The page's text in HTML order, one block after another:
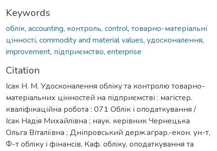
Keywords
облік, accounting, контроль, control, товарно-матеріальні
цінності, commodity and material values, удосконалення,
improvement, підприємство, enterprise
Citation
Ісак Н. М. Удосконалення обліку та контролю товарно-
матеріальних цінностей на підприємстві : магістер.
кваліфікаційна робота : 071 Облік і оподаткування /
Ісак Надія Михайлівна ; наук. керівник Чернецька
Ольга Віталіївна ; Дніпровський держ.аграр.-екон. ун-т,
Ф-т обліку і фінансів, Каф. обліку, оподаткування та